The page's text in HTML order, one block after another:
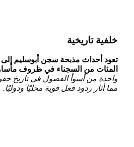
خلفية تاريخية
المئات من السجناء في ظروف
واحدة من أسوأ الفصول في تاريخ
مما أثار ردود فعل قوية محليًا ودوليًا.